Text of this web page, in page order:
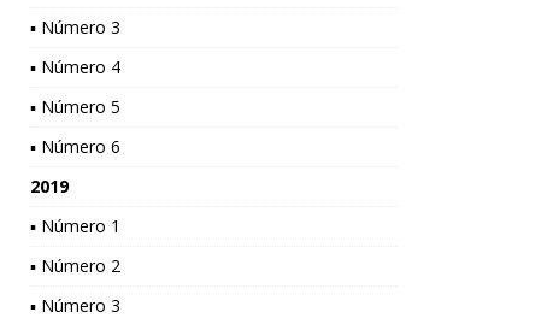
▪ Número 3
▪ Número 4
▪ Número 5
▪ Número 6
2019
▪ Número 1
▪ Número 2
▪ Número 3